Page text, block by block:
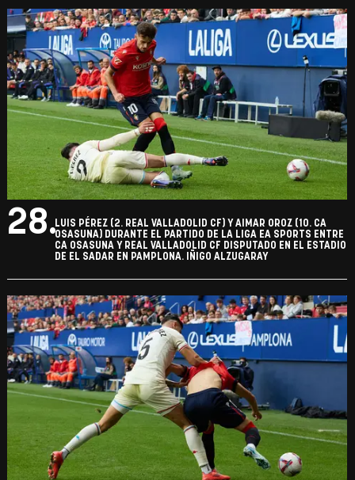
28.LUIS PÉREZ (2. REAL VALLADOLID CF) Y AIMAR OROZ (10. CA
OSASUNA) DURANTE EL PARTIDO DE LA LIGA EA SPORTS ENTRE
CA OSASUNA Y REAL VALLADOLID CF DISPUTADO EN EL ESTADIO
DE EL SADAR EN PAMPLONA. IÑIGO ALZUGARAY